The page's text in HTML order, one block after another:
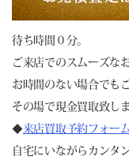
待ち時間０分。
ご来店でのスムーズな
お時間のない場合でも
その場で現金買取致しま
◆来店買取予約フォー
自宅にいながらカンタ